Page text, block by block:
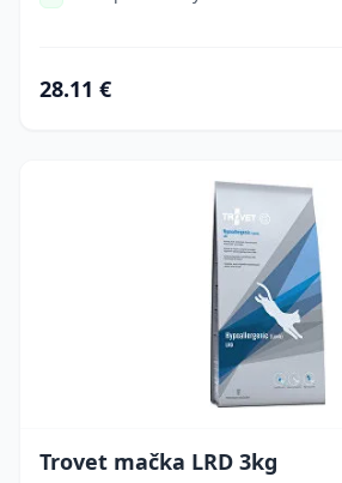
28.11 €
Trovet mačka LRD 3kg